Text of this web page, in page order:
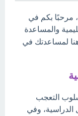
مرحبًا بكم في
والمساعدة
لمساعدتك في
التعجب
الدراسية، وفي